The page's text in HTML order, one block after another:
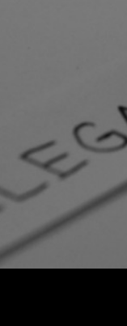
PRENDI UN